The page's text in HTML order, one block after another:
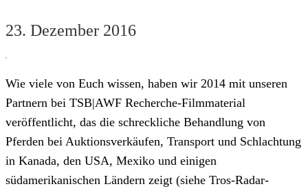
23. Dezember 2016
Wie viele von Euch wissen, haben wir 2014 mit unseren
Partnern bei TSB|AWF Recherche-Filmmaterial
veröffentlicht, das die schreckliche Behandlung von
Pferden bei Auktionsverkäufen, Transport und Schlachtung
in Kanada, den USA, Mexiko und einigen
südamerikanischen Ländern zeigt (siehe Tros-Radar-